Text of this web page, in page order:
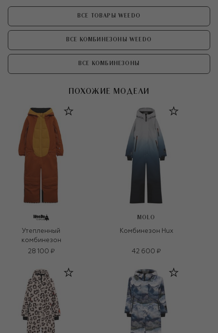
ВСЕ ТОВАРЫ WEEDO
ВСЕ КОМБИНЕЗОНЫ WEEDO
ВСЕ КОМБИНЕЗОНЫ
ПОХОЖИЕ МОДЕЛИ
Утепленный
комбинезон
28 100 ₽
MOLO
Комбинезон Hux
42 600 ₽